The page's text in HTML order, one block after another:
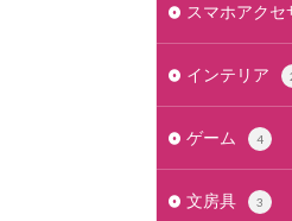
スマホアクセ
インテリア
ゲーム 4
文房具 3